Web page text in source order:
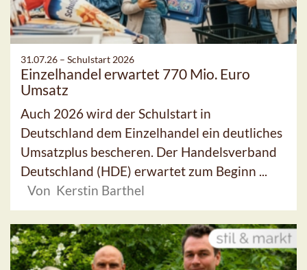
31.07.26 – Schulstart 2026
Einzelhandel erwartet 770 Mio. Euro
Umsatz
Auch 2026 wird der Schulstart in
Deutschland dem Einzelhandel ein deutliches
Umsatzplus bescheren. Der Handelsverband
Deutschland (HDE) erwartet zum Beginn ...
Von Kerstin Barthel